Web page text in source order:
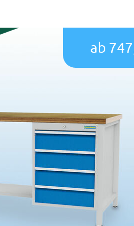
ab